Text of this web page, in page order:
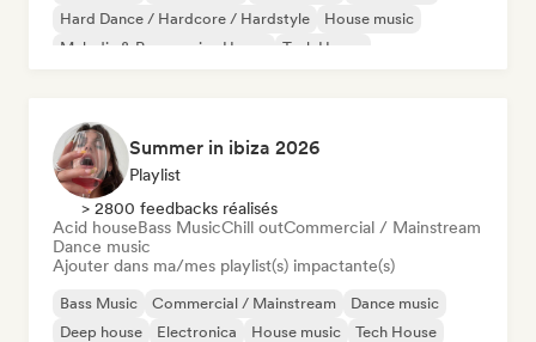
Hard Dance / Hardcore / Hardstyle
House music
Melodic & Progressive House
Tech House
Summer in ibiza 2026
Playlist
> 2800 feedbacks réalisés
Acid houseBass MusicChill outCommercial / Mainstream
Dance music
Ajouter dans ma/mes playlist(s) impactante(s)
Bass Music Commercial / Mainstream
Dance music
Deep house
Electronica House music
Tech House